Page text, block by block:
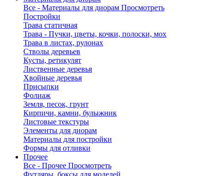
Все - Материалы для диорам Просмотреть
Постройки
Трава статичная
Трава - Пучки, цветы, кочки, полоски, мох
Трава в листах, рулонах
Стволы деревьев
Кусты, ретикулят
Лиственные деревья
Хвойные деревья
Присыпки
Фолиаж
Земля, песок, грунт
Кирпичи, камни, булыжник
Листовые текстуры
Элементы для диорам
Материалы для постройки
Формы для отливки
Прочее
Все - Прочее Просмотреть
Футляры, боксы для моделей